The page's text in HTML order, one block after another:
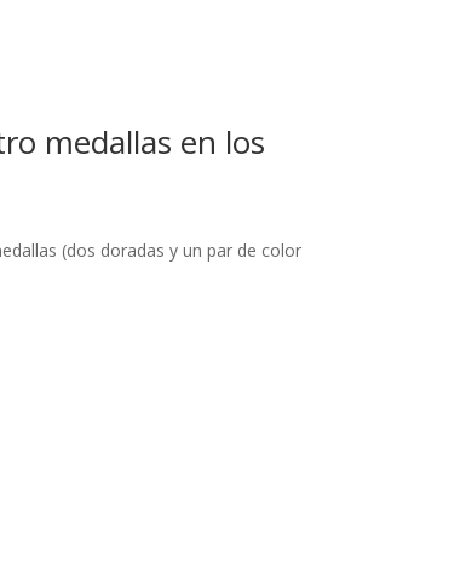
medallas en los
(dos doradas y un par de color